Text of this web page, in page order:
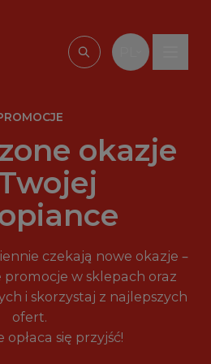
Wpisz, czego
okazje
czekają nowe okazje –
w sklepach oraz
i skorzystaj z najlepszych
ofert.
opłaca się przyjść!